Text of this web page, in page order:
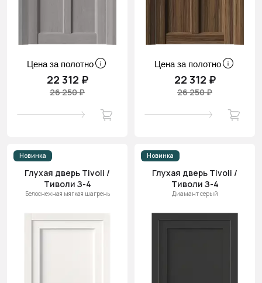
Цена за полотно
22 312 ₽
26 250 ₽
Цена за полотно
22 312 ₽
26 250 ₽
Новинка
Глухая дверь Tivoli /
Тиволи З-4
Белоснежная мягкая шагрень
Новинка
Глухая дверь Tivoli /
Тиволи З-4
Диамант серый